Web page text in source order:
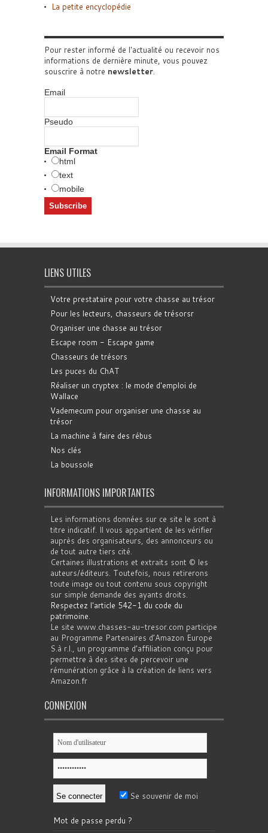
La petite encyclopédie
Pour rester informé de l'actualité ou recevoir nos
informations de dernière minute, vous pouvez
souscrire à notre newsletter.
Email
Pseudo
Email Format
html
text
mobile
LIENS UTILES
Votre prestataire pour votre chasse au trésor
Pour les lecteurs, chasseurs de trésorsr
Organiser une chasse au trésor
Escape room - Escape game
Chasseurs de trésors
Les puces du ChAT
Réaliser un cryptex : le mode d'emploi de
Wallace
Vademecum pour organiser une chasse au
trésor
La machine à faire des rébus
Nos clés
La boussole
INFORMATIONS IMPORTANTES
Les informations données sur ce site le sont à
titre indicatif. Il vous appartient de les vérifier
auprès des organisateurs, des annonceurs ou
de tout autre tiers cité.
Certaines illustrations et extraits sont © les
auteurs/éditeurs. Toutefois, nous retirerons
toute image ou tout contenu sous copyright
sur simple demande des ayants droits.
Respectez l'article 542-1 du code du
patrimoine.
Le site www.chasses-au-tresor.com participe
au Programme Partenaires d’Amazon Europe
S.à r.l., un programme d’affiliation conçu pour
permettre à des sites de percevoir une
rémunération grâce à la création de liens vers
Amazon.fr
CONNEXION
Se souvenir de moi
Mot de passe perdu ?